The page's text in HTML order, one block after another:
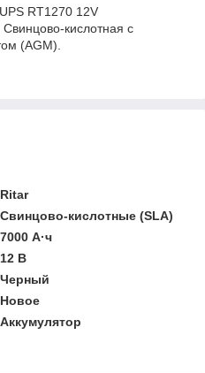
RT1270 12V
кислотная с
(AGM).
Ritar
Свинцово-кислотные (SLA)
7000 А·ч
12 В
Черный
Новое
Аккумулятор